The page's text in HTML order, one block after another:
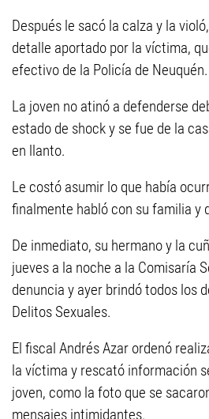
Después le sacó la calza y la
detalle aportado por la víctima,
efectivo de la Policía de Neuquén.
La joven no atinó a defenderse
estado de shock y se fue de la
en llanto.
Le costó asumir lo que había
finalmente habló con su familia y
De inmediato, su hermano y la
jueves a la noche a la Comisaría
denuncia y ayer brindó todos los
Delitos Sexuales.
El fiscal Andrés Azar ordenó
la víctima y rescató información
joven, como la foto que se
mensajes intimidantes.